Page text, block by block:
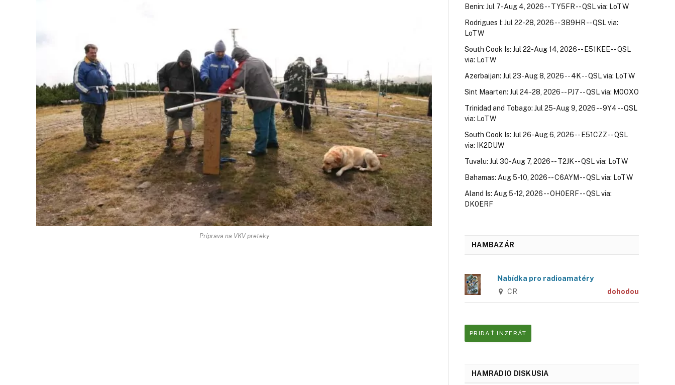
Príprava na VKV preteky
Benin: Jul 7-Aug 4, 2026 -- TY5FR -- QSL via: LoTW
Rodrigues I: Jul 22-28, 2026 -- 3B9HR -- QSL via:
LoTW
South Cook Is: Jul 22-Aug 14, 2026 -- E51KEE -- QSL
via: LoTW
Azerbaijan: Jul 23-Aug 8, 2026 -- 4K -- QSL via: LoTW
Sint Maarten: Jul 24-28, 2026 -- PJ7 -- QSL via: M0OXO
Trinidad and Tobago: Jul 25-Aug 9, 2026 -- 9Y4 -- QSL
via: LoTW
South Cook Is: Jul 26-Aug 6, 2026 -- E51CZZ -- QSL
via: IK2DUW
Tuvalu: Jul 30-Aug 7, 2026 -- T2JK -- QSL via: LoTW
Bahamas: Aug 5-10, 2026 -- C6AYM -- QSL via: LoTW
Aland Is: Aug 5-12, 2026 -- OH0ERF -- QSL via:
DK0ERF
HAMBAZÁR
Nabídka pro radioamatéry
CR dohodou
PRIDAŤ INZERÁT
HAMRADIO DISKUSIA